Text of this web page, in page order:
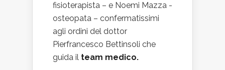
fisioterapista – e Noemi Mazza -
osteopata – confermatissimi
agli ordini del dottor
Pierfrancesco Bettinsoli che
guida il team medico.